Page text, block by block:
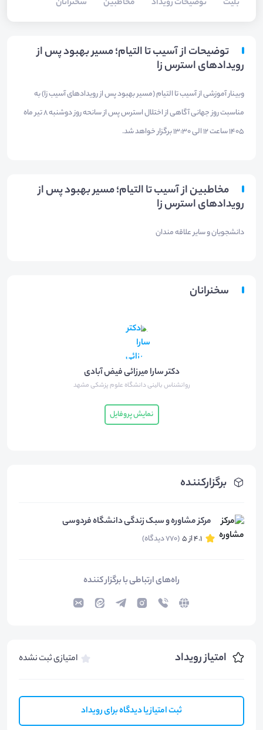
برگزارکننده
مرکز مشاوره و سبک زندگی دانشگاه فردوسی
4.1 از 5 (770 دیدگاه)
راه‌های ارتباطی با برگزار کننده
امتیاز رویداد امتیازی ثبت نشده
ثبت امتیاز یا دیدگاه برای رویداد
بلیت‌ توضیحات رویداد مخاطبین سخنرانان
توضیحات از آسیب تا التیام؛ مسیر بهبود پس از
رویدادهای استرس زا
وبینار آموزشی از آسیب تا التیام (مسیر بهبود پس از رویدادهای آسیب زا) به
مناسبت روز جهانی آگاهی از اختلال استرس پس از سانحه روز دوشنبه 8 تیر ماه
1405 ساعت 12 الی 13:30 برگزار خواهد شد.
مخاطبین از آسیب تا التیام؛ مسیر بهبود پس از
رویدادهای استرس زا
دانشجویان و سایر علاقه مندان
سخنرانان
دکتر سارا میرزائی فیض آبادی
روانشناس بالینی دانشگاه علوم پزشکی مشهد
نمایش پروفایل